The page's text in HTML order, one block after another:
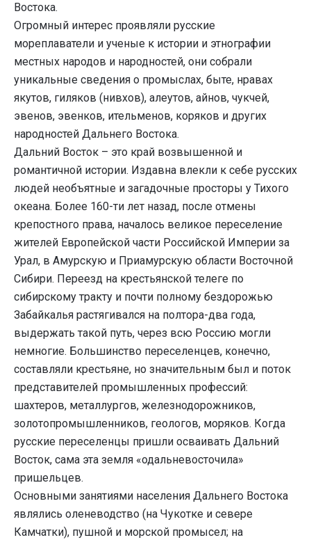
Востока.
Огромный интерес проявляли русские
мореплаватели и ученые к истории и этнографии
местных народов и народностей, они собрали
уникальные сведения о промыслах, быте, нравах
якутов, гиляков (нивхов), алеутов, айнов, чукчей,
эвенов, эвенков, ительменов, коряков и других
народностей Дальнего Востока.
Дальний Восток – это край возвышенной и
романтичной истории. Издавна влекли к себе русских
людей необъятные и загадочные просторы у Тихого
океана. Более 160-ти лет назад, после отмены
крепостного права, началось великое переселение
жителей Европейской части Российской Империи за
Урал, в Амурскую и Приамурскую области Восточной
Сибири. Переезд на крестьянской телеге по
сибирскому тракту и почти полному бездорожью
Забайкалья растягивался на полтора-два года,
выдержать такой путь, через всю Россию могли
немногие. Большинство переселенцев, конечно,
составляли крестьяне, но значительным был и поток
представителей промышленных профессий:
шахтеров, металлургов, железнодорожников,
золотопромышленников, геологов, моряков. Когда
русские переселенцы пришли осваивать Дальний
Восток, сама эта земля «одальневосточила»
пришельцев.
Основными занятиями населения Дальнего Востока
являлись оленеводство (на Чукотке и севере
Камчатки), пушной и морской промысел; на